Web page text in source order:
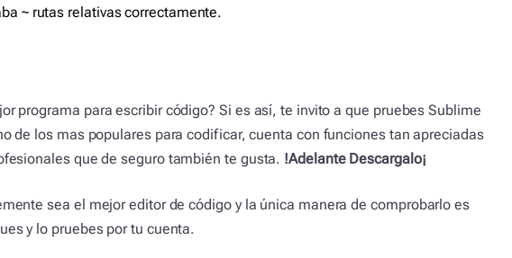
~ rutas relativas correctamente.
programa para escribir código? Si es así, te invito a que pruebes Sublime
de los mas populares para codificar, cuenta con funciones tan apreciadas
que de seguro también te gusta. !Adelante Descargalo¡
sea el mejor editor de código y la única manera de comprobarlo es
y lo pruebes por tu cuenta.